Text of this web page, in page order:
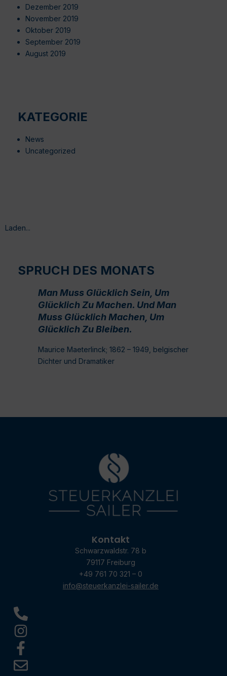
Dezember 2019
November 2019
Oktober 2019
September 2019
August 2019
KATEGORIE
News
Uncategorized
Laden...
SPRUCH DES MONATS
Man Muss Glücklich Sein, Um
Glücklich Zu Machen. Und Man
Muss Glücklich Machen, Um
Glücklich Zu Bleiben.
Maurice Maeterlinck; 1862 – 1949, belgischer
Dichter und Dramatiker
Kontakt
Schwarzwaldstr. 78 b
79117 Freiburg
+49 761 70 321 – 0
info@steuerkanzlei-sailer.de